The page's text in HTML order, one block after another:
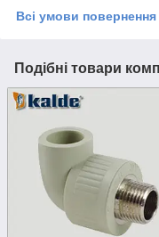
Всі умови повернення
Подібні товари